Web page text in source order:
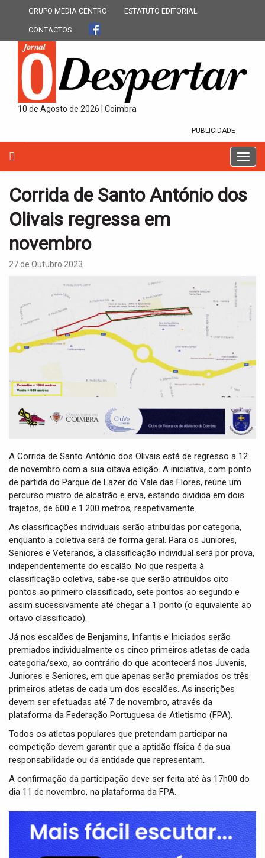
GRUPO MEDIA CENTRO ESTATUTO EDITORIAL
CONTACTOS
10 de Agosto de 2026 | Coimbra
PUBLICIDADE
T
o
g
g
Corrida de Santo António dos
Olivais regressa em
novembro
27 de Outubro 2023
A Corrida de Santo António dos Olivais está de regresso a 12
de novembro com a sua oitava edição. A iniciativa, com ponto
de partida do Parque de Lazer do Vale das Flores, reúne um
percurso mistro de alcatrão e erva, estando dividida em dois
trajetos, de 600 e 1.200 metros, respetivamente.
As classificações individuais serão atribuídas por categoria,
enquanto a coletiva será de forma geral. Para os Juniores,
Seniores e Veteranos, a classificação individual será por prova,
independentemente do escalão. No que respeita à
classificação coletiva, sabe-se que serão atribuídos oito
pontos ao primeiro classificado, sete pontos ao segundo e
assim sucessivamente até chegar a 1 ponto (o equivalente ao
oitavo classificado).
Já nos escalões de Benjamins, Infantis e Iniciados serão
premiados individualmente os cinco primeiros atletas de cada
categoria/sexo, ao contrário do que acontecerá nos Juvenis,
Juniores e Seniores, em que apenas serão premiados os três
primeiros atletas de cada um dos escalões. As inscrições
devem ser efetuadas até 7 de novembro, através da
plataforma da Federação Portuguesa de Atletismo (FPA).
Todos os atletas populares que pretendam participar na
competição devem garantir que a aptidão física é da sua
responsabilidade ou da entidade que representam.
A confirmação da participação deve ser feita até às 17h00 do
dia 11 de novembro, na plataforma da FPA.